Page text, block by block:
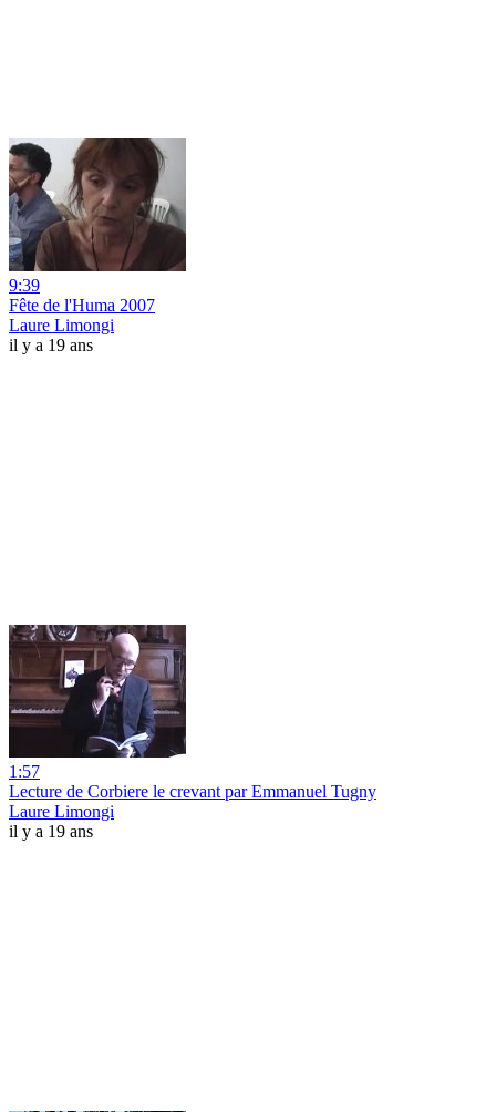
9:39
Fête de l'Huma 2007
Laure Limongi
il y a 19 ans
1:57
Lecture de Corbiere le crevant par Emmanuel Tugny
Laure Limongi
il y a 19 ans